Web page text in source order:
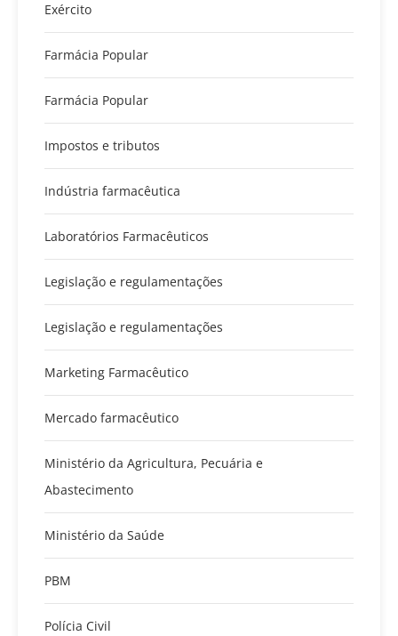
Exército
Farmácia Popular
Farmácia Popular
Impostos e tributos
Indústria farmacêutica
Laboratórios Farmacêuticos
Legislação e regulamentações
Legislação e regulamentações
Marketing Farmacêutico
Mercado farmacêutico
Ministério da Agricultura, Pecuária e
Abastecimento
Ministério da Saúde
PBM
Polícia Civil